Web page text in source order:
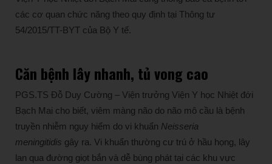
các cơ quan chức năng theo quy định tại Thông tư
54/2015/TT-BYT của Bộ Y tế.
Căn bệnh lây nhanh, tủ vong cao
PGS.TS Đỗ Duy Cường – Viện trưởng Viện Y học Nhiệt đới
Bạch Mai cho biết, viêm màng não do não mô cầu là bệnh
truyền nhiễm nguy hiểm do vi khuẩn Neisseria
meningitidis gây ra. Vi khuẩn thường cư trú ở hầu họng, lây
lan qua đường giọt bắn và dễ bùng phát tại các khu vực